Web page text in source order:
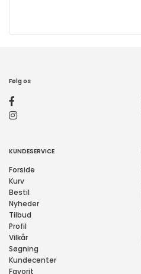
Følg os
KUNDESERVICE
Forside
Kurv
Bestil
Nyheder
Tilbud
Profil
Vilkår
Søgning
Kundecenter
Favorit